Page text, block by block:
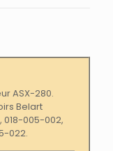
ASX-280.
Belart
005-002,
022.